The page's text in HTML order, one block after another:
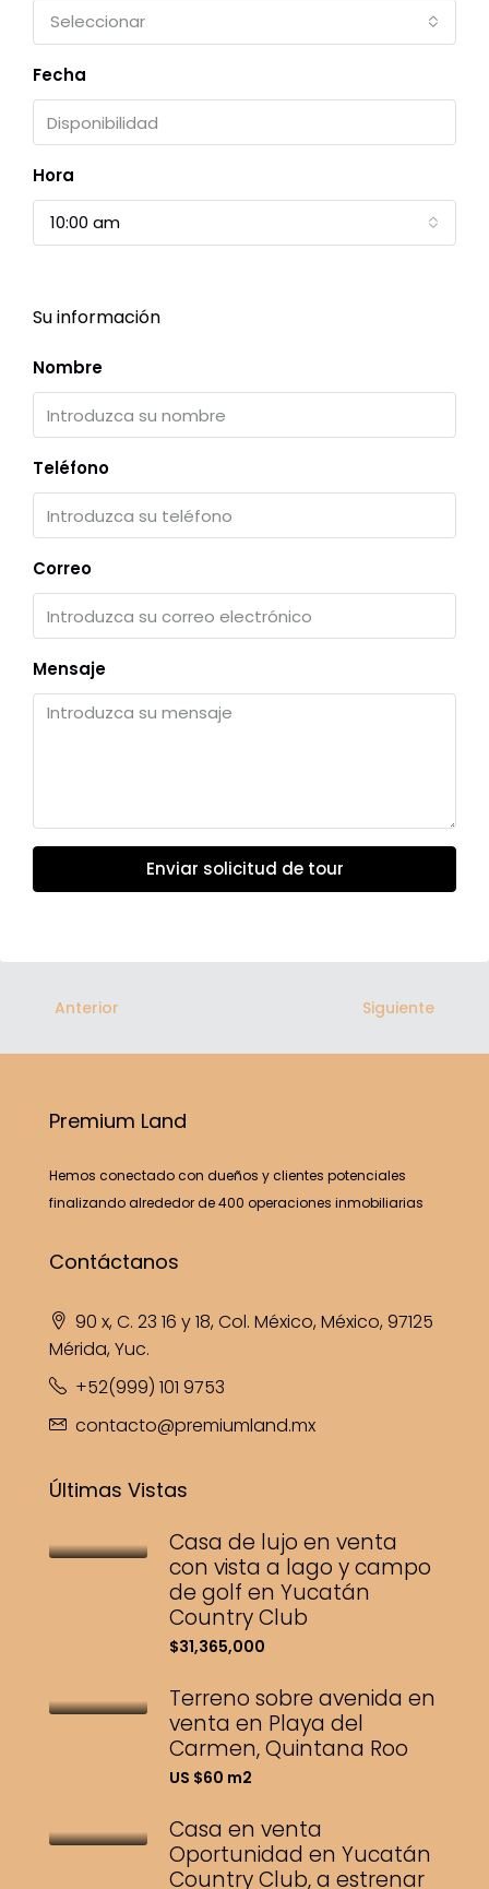
Seleccionar
Fecha
Hora
10:00 am
Su información
Nombre
Teléfono
Correo
Mensaje
Enviar solicitud de tour
Anterior Siguiente
Premium Land
Hemos conectado con dueños y clientes potenciales
finalizando alrededor de 400 operaciones inmobiliarias
Contáctanos
90 x, C. 23 16 y 18, Col. México, México, 97125
Mérida, Yuc.
+52(999) 101 9753
contacto@premiumland.mx
Últimas Vistas
Casa de lujo en venta
con vista a lago y campo
de golf en Yucatán
Country Club
$31,365,000
Terreno sobre avenida en
venta en Playa del
Carmen, Quintana Roo
US $60 m2
Casa en venta
Oportunidad en Yucatán
Country Club, a estrenar